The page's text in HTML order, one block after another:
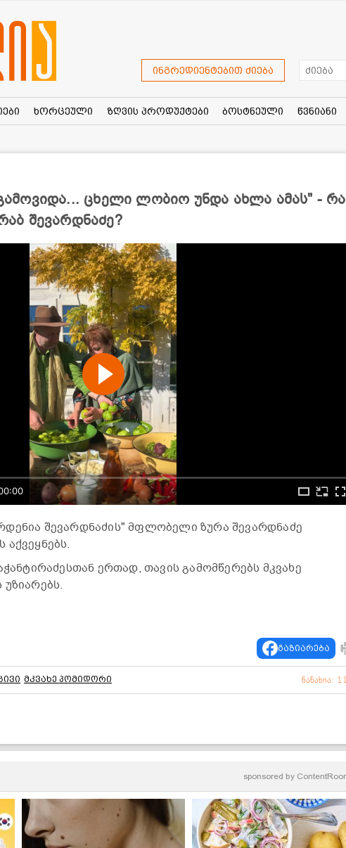
ინგრედიენტებით ძიება
ხორცეული ზღვის პროდუქტები ბოსტნეული წვნიანი
ცხელი ლობიო უნდა ახლა ამას" - რა
შევარდნაძე?
შევარდნაძის" მფლობელი ზურა შევარდნაძე
ერთად, თავის გამომწერებს მკვახე
გაზიარება
მკვახე პომიდორი ნანახია:
sponsored by